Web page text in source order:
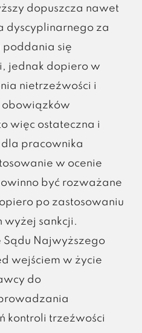
dopuszcza nawet
dyscyplinarnego za
się
jednak dopiero w
nietrzeźwości i
obowiązków
więc ostateczna i
pracownika
w ocenie
być rozważane
po zastosowaniu
wyżej sankcji.
Sądu Najwyższego
wejściem w życie
do
kontroli trzeźwości